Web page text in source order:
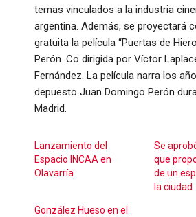
temas vinculados a la industria
argentina. Además, se proyectará
gratuita la película “Puertas de
Perón. Co dirigida por Víctor
Fernández. La película narra los
depuesto Juan Domingo Perón
Madrid.
Lanzamiento del
Espacio INCAA en
Olavarría
Se
que
de un
la ciudad
González Hueso en el